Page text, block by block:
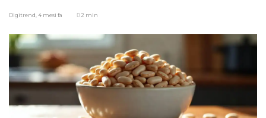
Digitrend,4 mesi fa 2 min